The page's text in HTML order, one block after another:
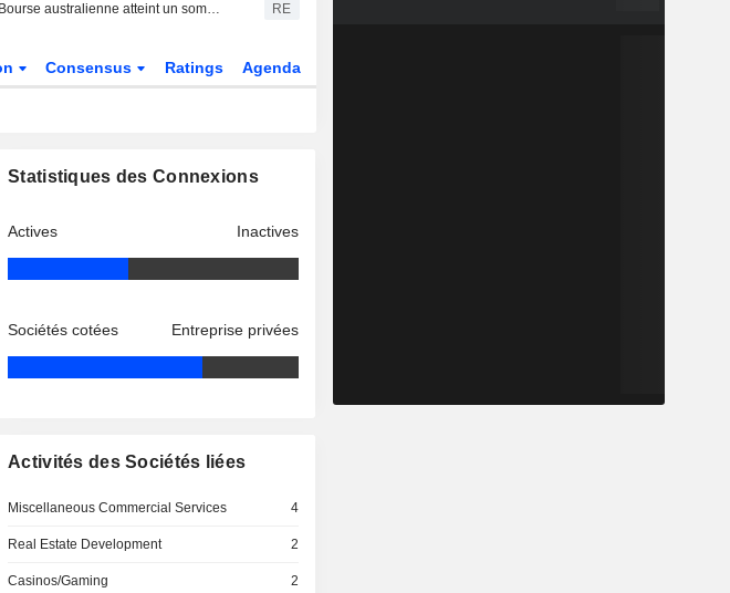
La Bourse australienne atteint un sommet historique, portée par les valeurs minières et l'optimisme entre les États-Unis et l'Iran RE
Consensus Ratings Agenda
Statistiques des Connexions
Actives Inactives
Sociétés cotées Entreprise privées
Activités des Sociétés liées
Miscellaneous Commercial Services 4
Real Estate Development 2
Casinos/Gaming 2